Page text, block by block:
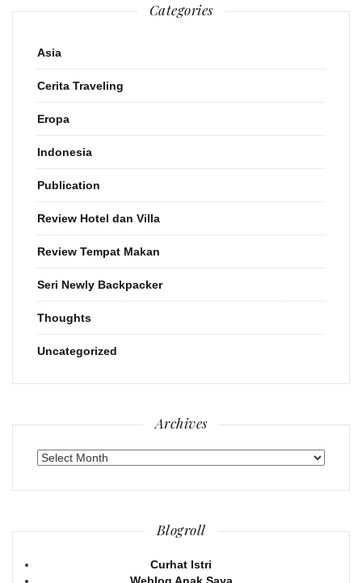
Categories
Asia
Cerita Traveling
Eropa
Indonesia
Publication
Review Hotel dan Villa
Review Tempat Makan
Seri Newly Backpacker
Thoughts
Uncategorized
Archives
Archives
Blogroll
Curhat Istri